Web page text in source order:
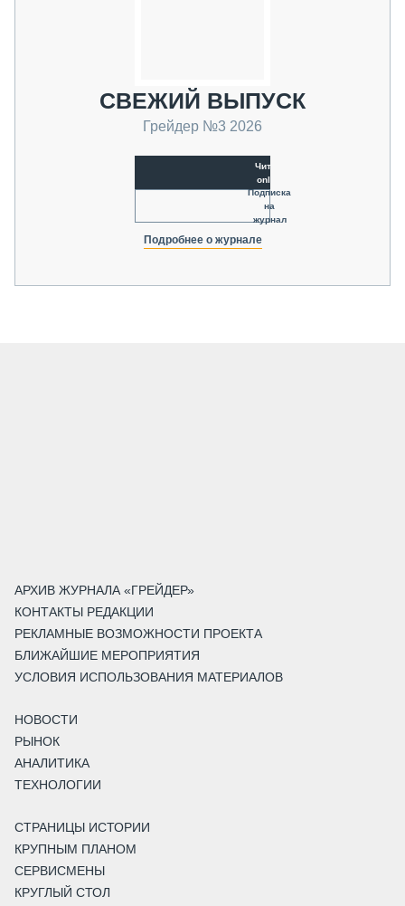
СВЕЖИЙ ВЫПУСК
Грейдер №3 2026
Читать
online
Подписка
на
журнал
Подробнее о журнале
АРХИВ ЖУРНАЛА «ГРЕЙДЕР»
КОНТАКТЫ РЕДАКЦИИ
РЕКЛАМНЫЕ ВОЗМОЖНОСТИ ПРОЕКТА
БЛИЖАЙШИЕ МЕРОПРИЯТИЯ
УСЛОВИЯ ИСПОЛЬЗОВАНИЯ МАТЕРИАЛОВ
НОВОСТИ
РЫНОК
АНАЛИТИКА
ТЕХНОЛОГИИ
СТРАНИЦЫ ИСТОРИИ
КРУПНЫМ ПЛАНОМ
СЕРВИСМЕНЫ
КРУГЛЫЙ СТОЛ